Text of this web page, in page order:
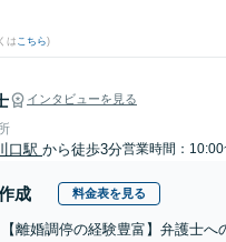
はこちら)
インタビューを見る
口駅 から徒歩3分営業時間：
成 料金表を見る
【離婚調停の経験豊富】弁護士